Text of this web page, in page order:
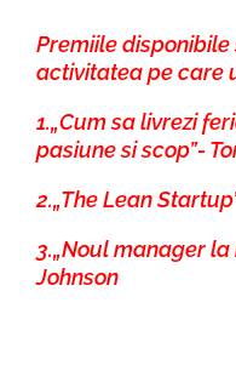
Premiile
activitatea pe care
1.„Cum sa livrezi
pasiune si scop”-
2.„The Lean
3.„Noul manager la
Johnson